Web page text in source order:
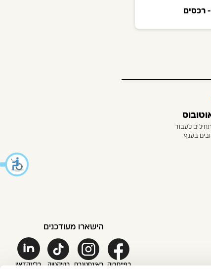
רכסים
לעבוד
בענף
הישארו מעודכנים
בפייסבוק באינסטגרם בטיקטוק בלינקדאין